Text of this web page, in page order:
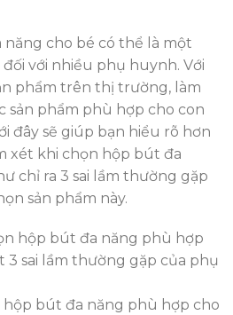
cho bé có thể là một
với nhiều phụ huynh. Với
phẩm trên thị trường, làm
sản phẩm phù hợp cho con
đây sẽ giúp bạn hiểu rõ hơn
xét khi chọn hộp bút đa
chỉ ra 3 sai lầm thường gặp
sản phẩm này.
hộp bút đa năng phù hợp cho